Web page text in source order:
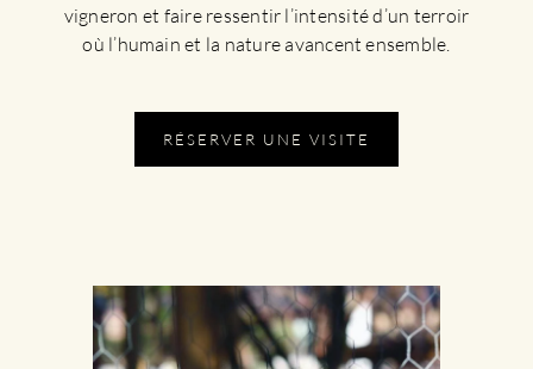
vigneron et faire ressentir l’intensité d’un terroir
où l’humain et la nature avancent ensemble.
RÉSERVER UNE VISITE